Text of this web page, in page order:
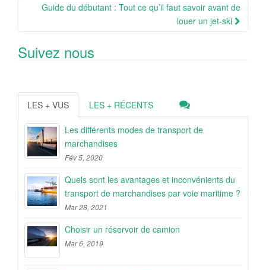
Guide du débutant : Tout ce qu’il faut savoir avant de
louer un jet-ski
Suivez nous
LES + VUS LES + RÉCENTS
Les différents modes de transport de
marchandises
Fév 5, 2020
Quels sont les avantages et inconvénients du
transport de marchandises par voie maritime ?
Mar 28, 2021
Choisir un réservoir de camion
Mar 6, 2019